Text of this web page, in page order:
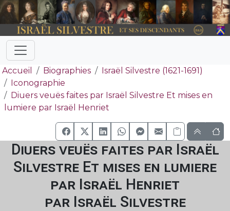
Accueil Biographies
Israël Silvestre (1621-1691)
Iconographie
Diuers veuës faites par Israël Silvestre Et mises en
lumiere par Israël Henriet
Diuers veuës faites par Israël
Silvestre Et mises en lumiere
par Israël Henriet
par Israël Silvestre